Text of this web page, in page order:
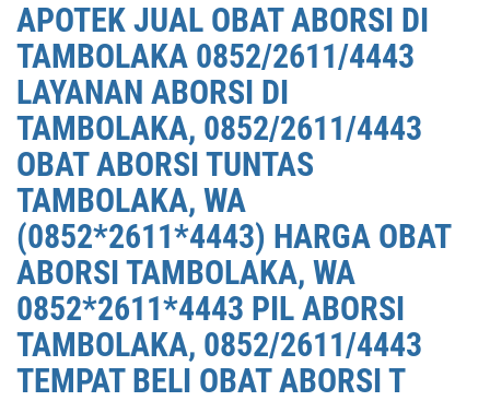
APOTEK JUAL OBAT ABORSI DI
TAMBOLAKA 0852/2611/4443
LAYANAN ABORSI DI
TAMBOLAKA, 0852/2611/4443
OBAT ABORSI TUNTAS
TAMBOLAKA, WA
(0852*2611*4443) HARGA OBAT
ABORSI TAMBOLAKA, WA
0852*2611*4443 PIL ABORSI
TAMBOLAKA, 0852/2611/4443
TEMPAT BELI OBAT ABORSI T